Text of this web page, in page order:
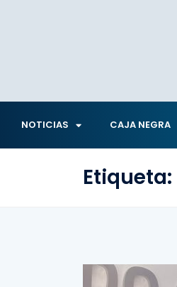
NOTICIAS CAJA NEGRA
Etiqueta: